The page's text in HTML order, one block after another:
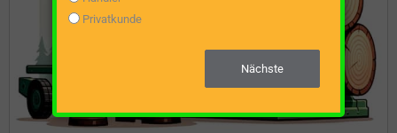
Privatkunde
Nächste